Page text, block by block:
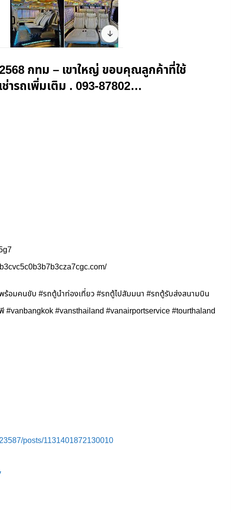
กทม – เขาใหญ่ ขอบคุณลูกค้าที่ใช้
ารถเพิ่มเติม . 093-87802…
พร้อมคนขับ #รถตู้นำท่องเที่ยว #รถตู้ไปสัมมนา #รถตู้รับส่งสนามบิน
#vanbangkok #vansthailand #vanairportservice #tourthaland
posts/1131401872130010